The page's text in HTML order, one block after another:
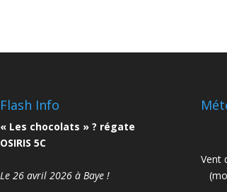
Flash Info
« Les chocolats » ? régate
OSIRIS 5C
Le 26 avril 2026 à Baye !
Vent